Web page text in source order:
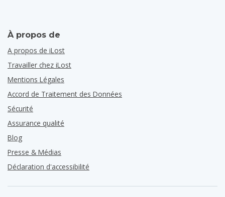
À propos de
A propos de iLost
Travailler chez iLost
Mentions Légales
Accord de Traitement des Données
Sécurité
Assurance qualité
Blog
Presse & Médias
Déclaration d'accessibilité